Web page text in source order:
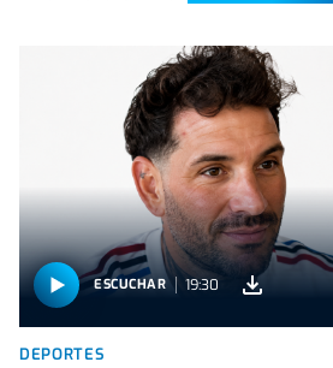
ESCUCHAR 19:30
DEPORTES